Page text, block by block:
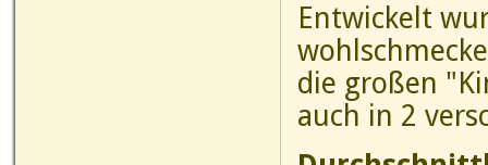
Entwickelt
die großen
auch in 2